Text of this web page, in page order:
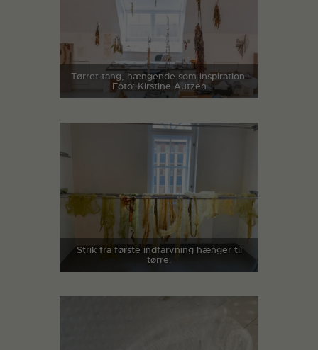
Tørret tang, hængende som inspiration.
Foto: Kirstine Autzen
Strik fra første indfarvning hænger til
tørre.